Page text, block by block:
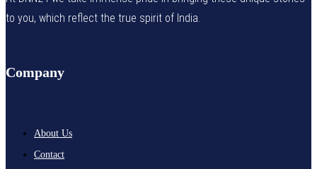
to you, which reflect the true spirit of India.
Company
About Us
Contact